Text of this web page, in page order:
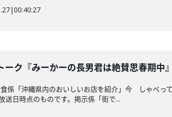
|00:40:27
ーク『みーかーの長男君は絶賛思春期中』
係「沖縄県内のおいしいお店を紹介」今 しゃべ
送日時点のものです。掲示係「街で...